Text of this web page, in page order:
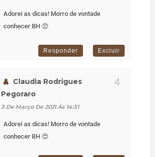
Adorei as dicas! Morro de vontade
conhecer BH 😍
Responder Excluir
Claudia Rodrigues
Pegoraro
3 De Março De 2021 Às 14:31
Adorei as dicas! Morro de vontade
conhecer BH 😍